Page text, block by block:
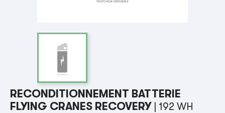
RECONDITIONNEMENT BATTERIE
FLYING CRANES RECOVERY
| 192 WH